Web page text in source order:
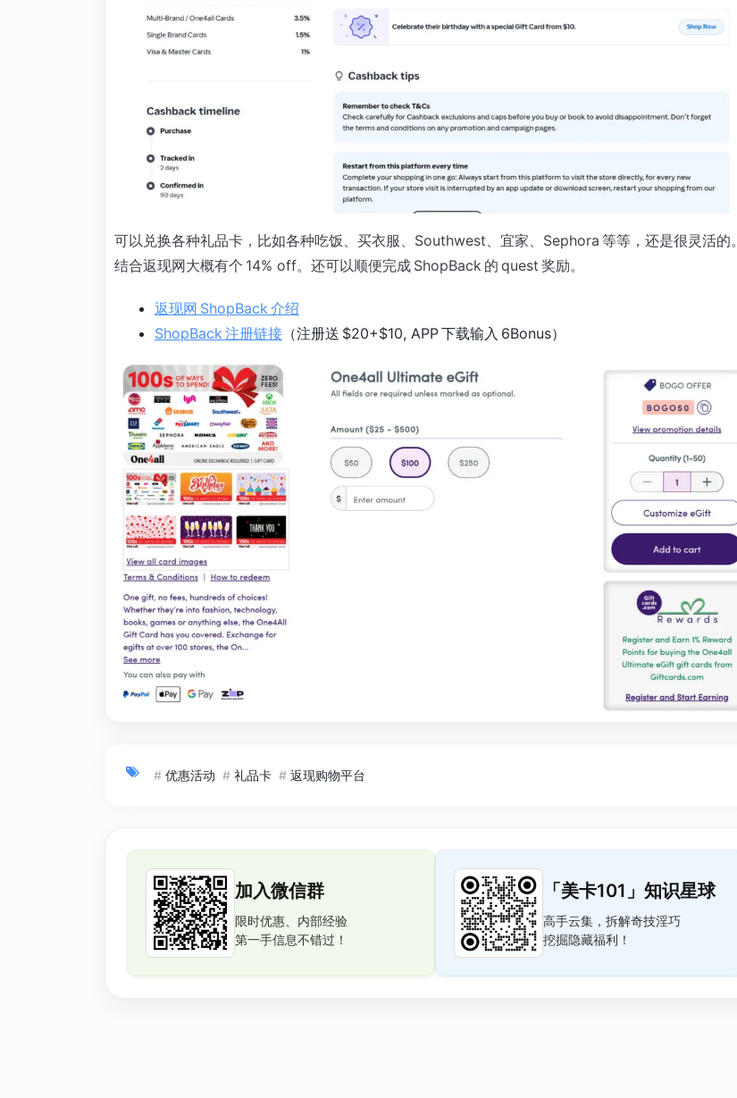
可以兑换各种礼品卡，比如各种吃饭、买衣服、Southwest、宜家、Sephora 等等，还是很灵活的。
结合返现网大概有个 14% off。还可以顺便完成 ShopBack 的 quest 奖励。
返现网 ShopBack 介绍
ShopBack 注册链接 （注册送 $20+$10, APP 下载输入 6Bonus）
# 优惠活动 # 礼品卡 # 返现购物平台
加入微信群
限时优惠、内部经验
第一手信息不错过！
「美卡101」知识星球
高手云集，拆解奇技淫巧
挖掘隐藏福利！